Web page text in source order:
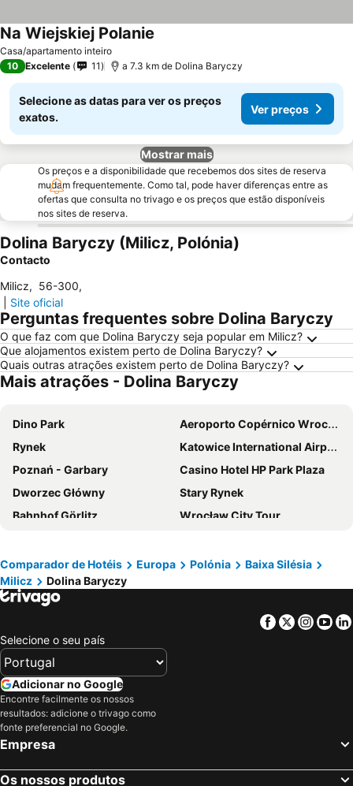
Casa/apartamento inteiro
Na Wiejskiej Polanie
10 Excelente 11 a 7.3 km de Dolina Baryczy
Selecione as datas para ver os preços
exatos.
Ver preços
Mostrar mais
Os preços e a disponibilidade que recebemos dos sites de reserva
mudam frequentemente. Como tal, pode haver diferenças entre as
ofertas que consulta no trivago e os preços que estão disponíveis
nos sites de reserva.
Dolina Baryczy (Milicz, Polónia)
Contacto
Milicz, 56-300,
Site oficial
Perguntas frequentes sobre Dolina Baryczy
O que faz com que Dolina Baryczy seja popular em Milicz?
Que alojamentos existem perto de Dolina Baryczy?
Quais outras atrações existem perto de Dolina Baryczy?
Mais atrações - Dolina Baryczy
Dino Park
Aeroporto Copérnico Wroclaw
Rynek
Katowice International Airport
Poznań - Garbary
Casino Hotel HP Park Plaza
Dworzec Główny
Stary Rynek
Bahnhof Görlitz
Wrocław City Tour
Lodz Wladysław Reymont Airport
Spodek
Grudzice
Dolina Baryczy
POLONIA
Stare Miasto
Ptaki
Turystyczna Linia Tramwajowa Nr 0
Książ
Dinopark
Pałac Wojanów
Comparador de Hotéis Europa Polónia
Baixa Silésia
Milicz
Dolina Baryczy
Facebook
Twitter
Selecione o seu país
Adicionar no Google
Encontre facilmente os nossos
resultados: adicione o trivago como
fonte preferencial no Google.
Empresa
Os nossos produtos